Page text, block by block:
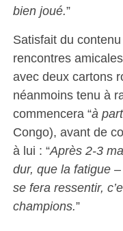
bien joué.”
Satisfait du
rencontres
avec deux cartons
néanmoins tenu à
commencera “à
Congo), avant de
à lui : “Après 2-3
dur, que la fatigue
se fera ressentir,
champions.”